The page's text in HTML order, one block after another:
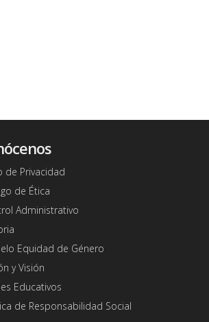
de Privacidad
de Ética
Administrativo
Equidad de Género
y Visión
Educativos
de Responsabilidad Social